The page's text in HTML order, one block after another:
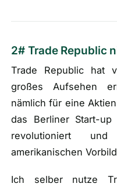
2# Trade Republic
Trade Republic hat
großes Aufsehen
nämlich für eine
das Berliner Start-up
revolutioniert
amerikanischen
Ich selber nutze